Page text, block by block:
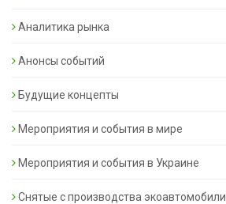
Аналитика рынка
Анонсы событий
Будущие концепты
Мероприятия и события в мире
Мероприятия и события в Украине
Снятые с производства экоавтомобили